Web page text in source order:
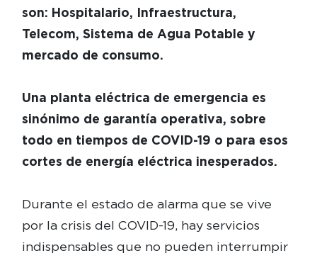
son: Hospitalario, Infraestructura,
Telecom, Sistema de Agua Potable y
mercado de consumo.
Una planta eléctrica de emergencia es
sinónimo de garantía operativa, sobre
todo en tiempos de COVID-19 o para esos
cortes de energía eléctrica inesperados.
Durante el estado de alarma que se vive
por la crisis del COVID-19, hay servicios
indispensables que no pueden interrumpir